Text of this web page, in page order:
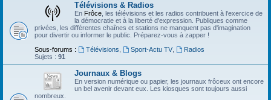
Télévisions & Radios
En Frôce , les télévisions et les radios contribuent à l'exercice de
la démocratie et à la liberté d'expression. Publiques comme
privées, les différentes chaînes et stations ne manquent pas d'imagination
pour divertir ou informer le public. Préparez-vous à zapper !
Sous-forums :
Télévisions Sport-Actu TV,
Radios
Sujets : 91
Journaux & Blogs
En version numérique ou papier, les journaux frôceux ont encore
un bel avenir devant eux. Les kiosques sont toujours aussi
nombreux.